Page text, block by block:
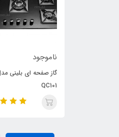
ناموجود
گاز صفحه ای بلینی
QC101